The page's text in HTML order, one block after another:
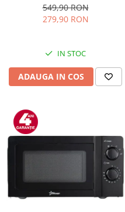
Programe predefinite,
Interfata digitala, Negru
549,90 RON
279,90 RON
IN STOC
ADAUGA IN COS